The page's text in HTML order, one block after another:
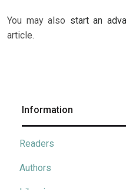
You may also start an
article.
Information
Readers
Authors